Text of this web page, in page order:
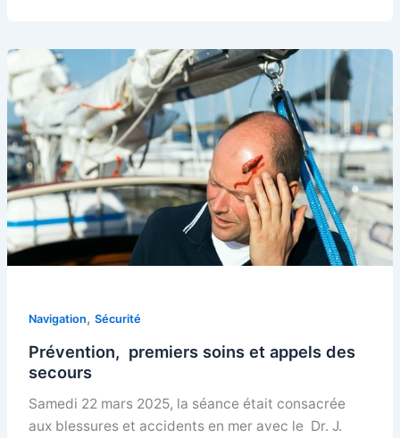
Navigation, Sécurité
Prévention, premiers soins et appels des
secours
Samedi 22 mars 2025, la séance était consacrée
aux blessures et accidents en mer avec le Dr. J.